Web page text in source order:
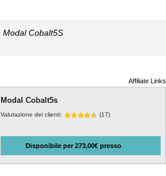
Modal Cobalt5S
Affiliate Links
Modal Cobalt5s
Valutazione dei clienti: (17)
Disponibile per 273,00€ presso